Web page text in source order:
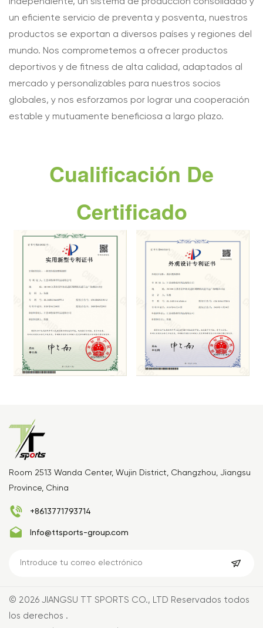
un eficiente servicio de preventa y posventa, nuestros
productos se exportan a diversos países y regiones del
mundo. Nos comprometemos a ofrecer productos
deportivos y de fitness de alta calidad, adaptados al
mercado y personalizables para nuestros socios
globales, y nos esforzamos por lograr una cooperación
estable y mutuamente beneficiosa a largo plazo.
Cualificación De
Certificado
Room 2513 Wanda Center, Wujin District, Changzhou, Jiangsu
Province, China
+8613771793714
Info@ttsports-group.com
© 2026 JIANGSU TT SPORTS CO., LTD Reservados todos
los derechos .